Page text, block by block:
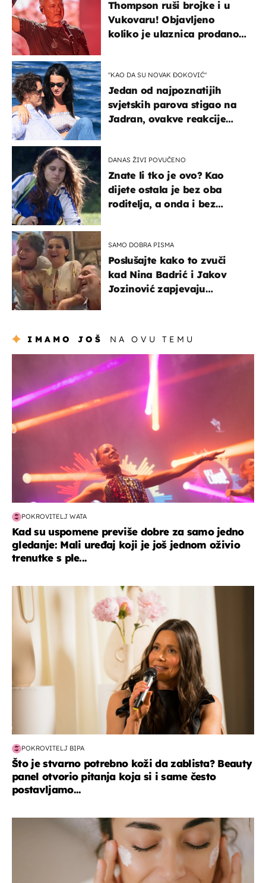
Thompson ruši brojke i u
Vukovaru! Objavljeno
koliko je ulaznica prodano
"KAO DA SU NOVAK ĐOKOVIĆ"
Jedan od najpoznatijih
svjetskih parova stigao na
Jadran, ovakve reakcije
DANAS ŽIVI POVUČENO
Znate li tko je ovo? Kao
dijete ostala je bez oba
roditelja, a onda i bez
SAMO DOBRA PISMA
Poslušajte kako to zvuči
kad Nina Badrić i Jakov
Jozinović zapjevaju
IMAMO JOŠ NA OVU TEMU
POKROVITELJ WATA
Kad su uspomene previše dobre za samo jedno
gledanje: Mali uređaj koji je još jednom oživio
trenutke s ple...
moda & ljepota
POKROVITELJ BIPA
Što je stvarno potrebno koži da zablista? Beauty
panel otvorio pitanja koja si i same često
postavljamo...
moda & ljepota